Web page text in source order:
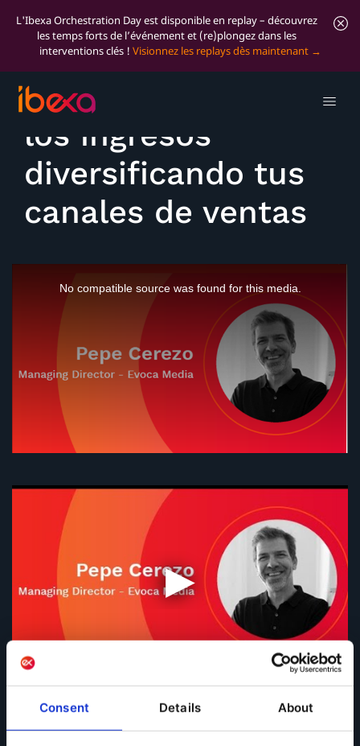
Consent Details About
L'Ibexa Orchestration Day est disponible en replay – découvrez
les temps forts de l’événement et (re)plongez dans les
interventions clés ! Visionnez les replays dès maintenant
Keynote: Aumenta
los ingresos
diversificando tus
canales de ventas
No compatible source was found for this media.
las empresas y las ha obligado a volver a pensar y
replantear sus estrategias rápidamente. Es